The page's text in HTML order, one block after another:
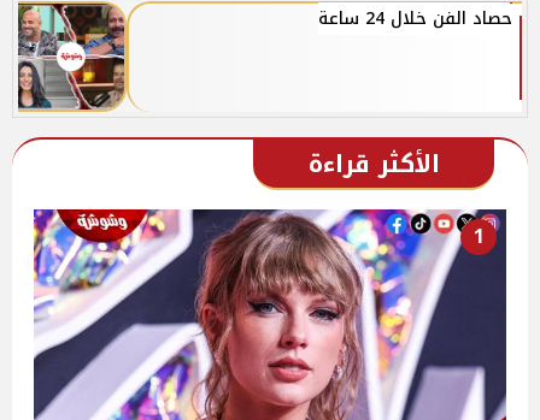
حصاد الفن خلال 24 ساعة
الأكثر قراءة
1